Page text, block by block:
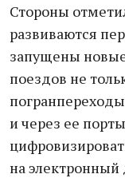
Стороны
развиваются
запущены
поездов не
и через ее
на электронный